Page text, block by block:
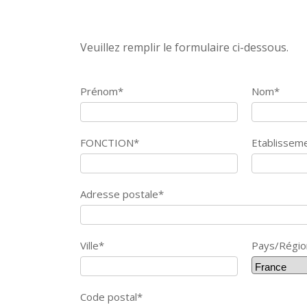
Veuillez remplir le formulaire ci-dessous.
Prénom* Nom*
FONCTION*
Adresse postale*
Ville* Pays/
Code postal*